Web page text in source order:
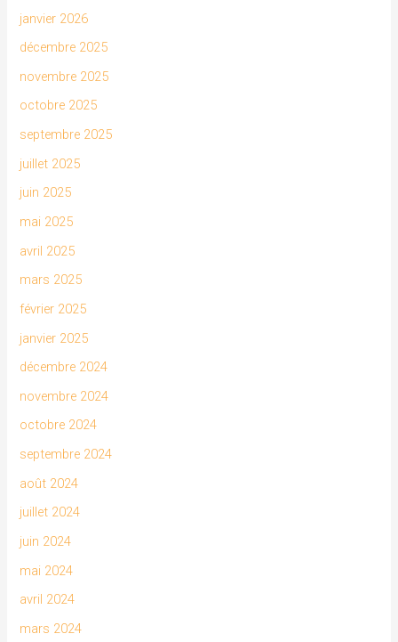
janvier 2026
décembre 2025
novembre 2025
octobre 2025
septembre 2025
juillet 2025
juin 2025
mai 2025
avril 2025
mars 2025
février 2025
janvier 2025
décembre 2024
novembre 2024
octobre 2024
septembre 2024
août 2024
juillet 2024
juin 2024
mai 2024
avril 2024
mars 2024